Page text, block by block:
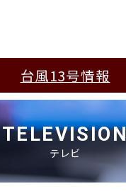
台風13号情報
テレビ